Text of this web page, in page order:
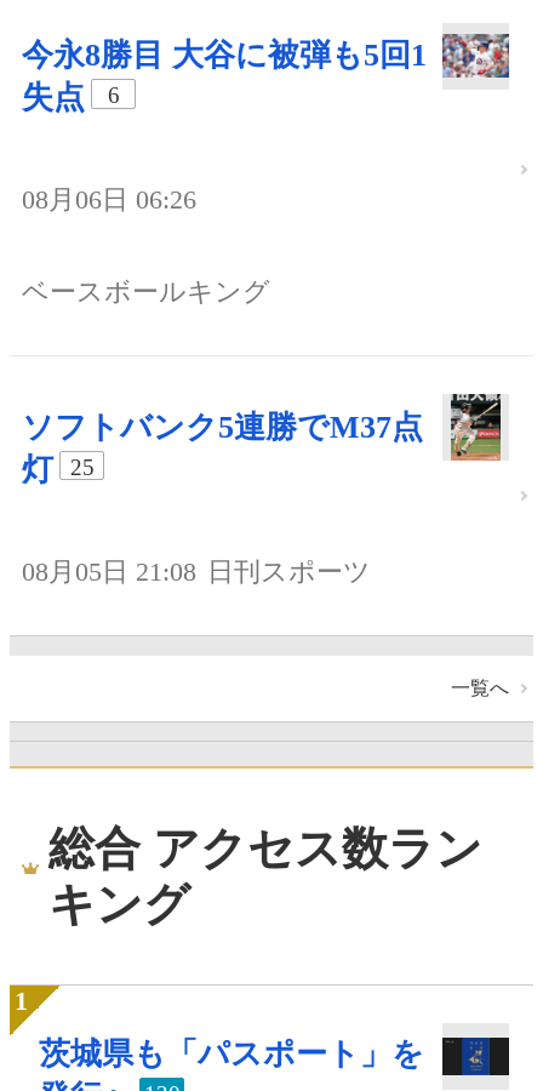
今永8勝目 大谷に被弾も5回1
失点
6
08月06日 06:26
ベースボールキング
ソフトバンク5連勝でM37点
灯
25
08月05日 21:08 日刊スポーツ
一覧へ
総合 アクセス数ラン
キング
茨城県も「パスポート」を